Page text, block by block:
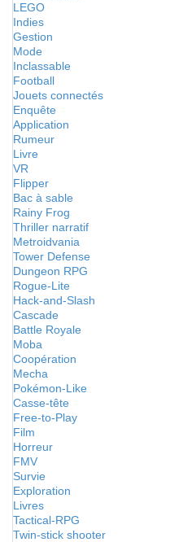
LEGO
Indies
Gestion
Mode
Inclassable
Football
Jouets connectés
Enquête
Application
Rumeur
Livre
VR
Flipper
Bac à sable
Rainy Frog
Thriller narratif
Metroidvania
Tower Defense
Dungeon RPG
Rogue-Lite
Hack-and-Slash
Cascade
Battle Royale
Moba
Coopération
Mecha
Pokémon-Like
Casse-tête
Free-to-Play
Film
Horreur
FMV
Survie
Exploration
Livres
Tactical-RPG
Twin-stick shooter